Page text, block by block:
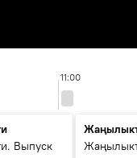
11:00
Выпуск